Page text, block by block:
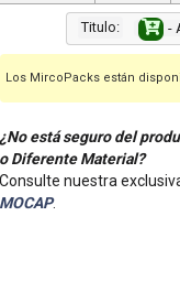
Titulo: -
Los MircoPacks están
¿No está seguro del
o Diferente Material?
Consulte nuestra
MOCAP.